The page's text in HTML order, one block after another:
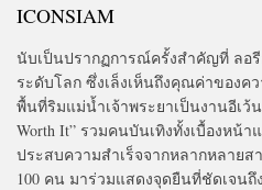
ICONSIAM
นับเป็นปรากฏการณ์ครั้งสำคัญที่ ลอ
ระดับโลก ซึ่งเล็งเห็นถึงคุณค่าของค
พื้นที่ริมแม่น้ำเจ้าพระยาเป็นงานอีเว้
Worth It” รวมคนบันเทิงทั้งเบื้องหน้
ประสบความสำเร็จจากหลากหลาย
100 คน มาร่วมแสดงจุดยืนที่ชัดเจนถึ